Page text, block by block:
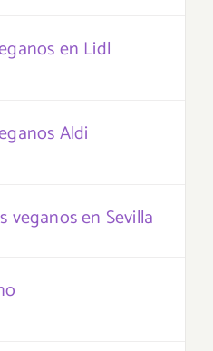
en Lidl
Aldi
veganos en Sevilla